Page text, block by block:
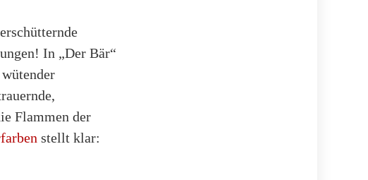
In „Der Bär“
Flammen der
stellt klar: